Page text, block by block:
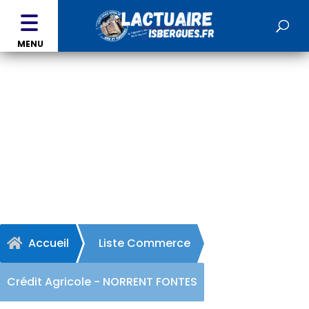
MENU
 Accueil Liste Commerce
Crédit Agricole - NORRENT FONTES